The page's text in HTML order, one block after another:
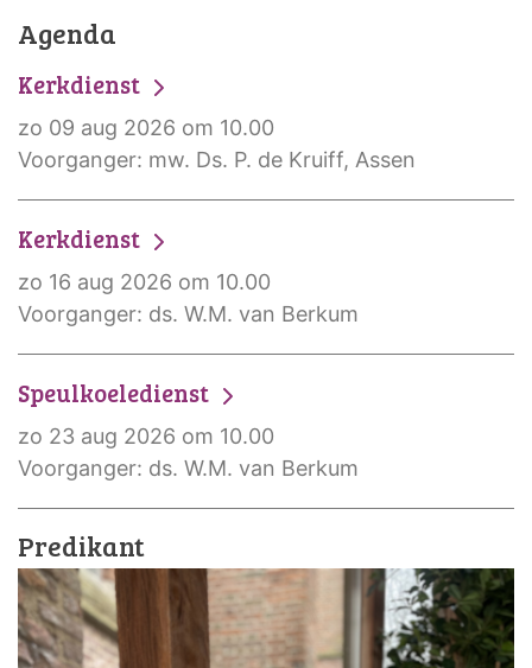
Agenda
Kerkdienst
zo 09 aug 2026 om 10.00
Voorganger: mw. Ds. P. de Kruiff, Assen
Kerkdienst
zo 16 aug 2026 om 10.00
Voorganger: ds. W.M. van Berkum
Speulkoeledienst
zo 23 aug 2026 om 10.00
Voorganger: ds. W.M. van Berkum
Predikant